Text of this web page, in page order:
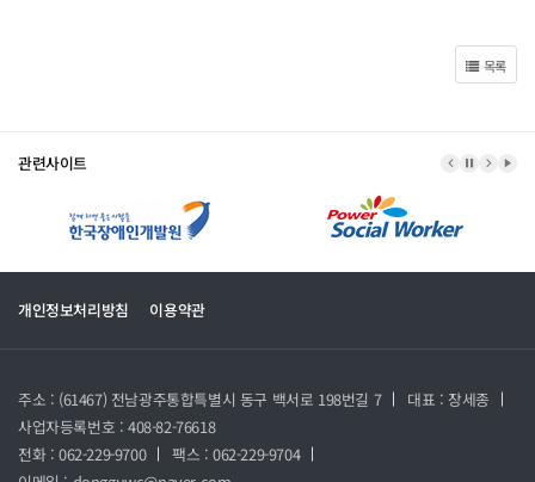
목록
관련사이트 이전 배너
배너 정지
다음배
개인정보처리방침 이용약관
주소 : (61467) 전남광주통합특별시 동구 백서로 198번길 7
대표 : 장세종
사업자등록번호 : 408-82-76618
전화 : 062-229-9700
팩스 : 062-229-9704